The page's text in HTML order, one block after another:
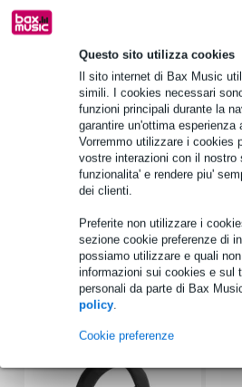
Questo sito utilizza cookies
Il sito internet di Bax Music
simili. I cookies necessari
funzioni principali durante la
garantire un'ottima
Vorremmo utilizzare i cookies
vostre interazioni con il nostro
funzionalita' e rendere piu'
dei clienti.
Preferite non utilizzare i
sezione cookie preferenze di
possiamo utilizzare e quali
informazioni sui cookies e sul
personali da parte di Bax
policy.
Cookie preferenze
vantaggi!
37,95 € di premio
Informazioni sul prodotto
Banco di filtri Erica Synths Resonant
Filtri analogici stereo a 10 bande
kHz, 2,8 kHz, 5,2 kHz, 11 kHz
Specifiche complete
Accessori (58)